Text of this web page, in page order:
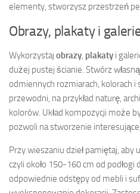
elementy, stworzysz przestrzeń
Obrazy, plakaty i
Wykorzystaj obrazy plakaty i
dużej pustej ścianie. Stwórz
odmiennych rozmiarach, kolorach
przewodni, na przykład naturę,
kolorów. Układ kompozycji może
pozwoli na stworzenie
Przy wieszaniu dzieł pamiętaj, aby
czyli około 150-160 cm od podłogi
odpowiednie odstępy od mebli i